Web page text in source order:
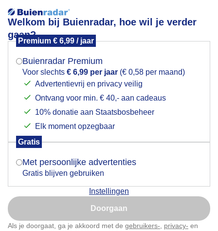
Welkom bij Buienradar, hoe wil je verder
gaan?
Premium € 6,99 / jaar
Buienradar Premium
Voor slechts € 6,99 per jaar (€ 0,58 per maand)
Advertentievrij en privacy veilig
Ontvang voor min. € 40,- aan cadeaus
10% donatie aan Staatsbosbeheer
Elk moment opzegbaar
Gratis
Met persoonlijke advertenties
Gratis blijven gebruiken
Instellingen
Doorgaan
Als je doorgaat, ga je akkoord met de gebruikers- privacy- en
Koortsboom in de sneeuw
Koortskapel genoemd. Naast deze ruïne staat een
koortsboom, een eik waar reepjes textiel in werden en
worden geknoopt van mensen die van koorts bevrijdt
wensen te worden. Altijd een mooi plekje, maar nu
Mogen we je locatie gebruiken voor het
Indien je hier nog geen akkoord op hebt gegeven,
verschijnt er zo een pop-up uit je browser waarin
Is goed, toon de popup
Nu niet, misschien later
Klik hierom dit aan te passen